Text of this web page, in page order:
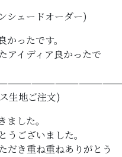
ェードオーダー)
ったです。
アイディア良かったで
地ご注文)
した。
ございました。
だき重ね重ねありがとう